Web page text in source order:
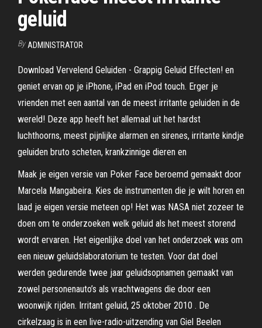
geluid
By ADMINISTRATOR
Download Vervelend Geluiden - Grappig Geluid Effecten! en
geniet ervan op je iPhone, iPad en iPod touch. ‎Erger je
vrienden met een aantal van de meest irritante geluiden in de
wereld! Deze app heeft het allemaal uit het hardst
luchthoorns, meest pijnlijke alarmen en sirenes, irritante kindje
geluiden bruto scheten, krankzinnige dieren en
Maak je eigen versie van Poker Face beroemd gemaakt door
Marcela Mangabeira. Kies de instrumenten die je wilt horen en
laad je eigen versie meteen op! Het was NASA niet zozeer te
doen om te onderzoeken welk geluid als het meest storend
wordt ervaren. Het eigenlijke doel van het onderzoek was om
een nieuw geluidslaboratorium te testen. Voor dat doel
werden gedurende twee jaar geluidsopnamen gemaakt van
zowel personenauto’s als vrachtwagens die door een
woonwijk rijden. Irritant geluid, 25 oktober 2010 . De
cirkelzaag is in een live-radio-uitzending van Giel Beelen